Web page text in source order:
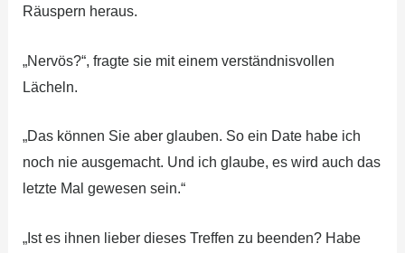
Räuspern heraus.
„Nervös?“, fragte sie mit einem verständnisvollen
Lächeln.
„Das können Sie aber glauben. So ein Date habe ich
noch nie ausgemacht. Und ich glaube, es wird auch das
letzte Mal gewesen sein.“
„Ist es ihnen lieber dieses Treffen zu beenden? Habe